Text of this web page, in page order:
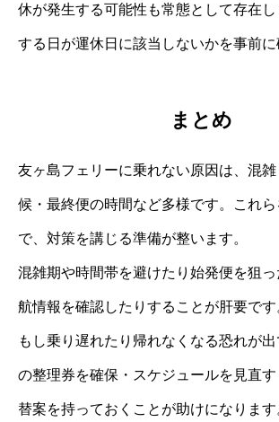
休が発生する可能性も常態として存在
する日が運休日に該当しないかを事前に
まとめ
友ヶ島フェリーに乗れない原因は、混
候・最終便の時間など多様です。これ
で、対策を講じる準備が整います。
混雑期や時間帯を避けたり始発便を狙
航情報を確認したりすることが肝要です
もし乗り遅れたり帰れなくなる恐れが
の整理券を確保・スケジュールを見直
替案を持っておくことが助けになります